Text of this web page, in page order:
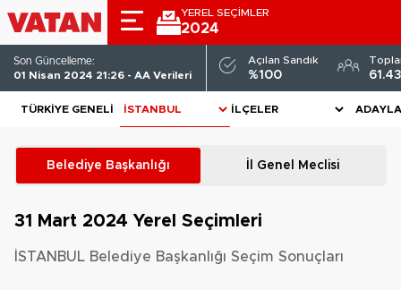
YEREL SEÇİMLER
2024
Son Güncelleme:
01 Nisan 2024 21:26 - AA Verileri
Açılan Sandık
%100
TÜRKIYE GENELI
Belediye Başkanlığı İl Genel Meclisi
31 Mart 2024 Yerel Seçimleri
İSTANBUL Belediye Başkanlığı Seçim Sonuçları